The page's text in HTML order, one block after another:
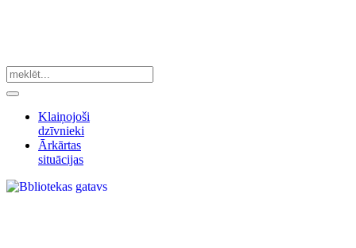
Klaiņojoši
dzīvnieki
Ārkārtas
situācijas